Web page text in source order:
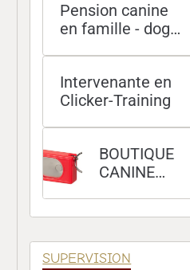
Pension canine
en famille - dog
Intervenante en
Clicker-Training
BOUTIQUE
CANINE
SUPERVISION